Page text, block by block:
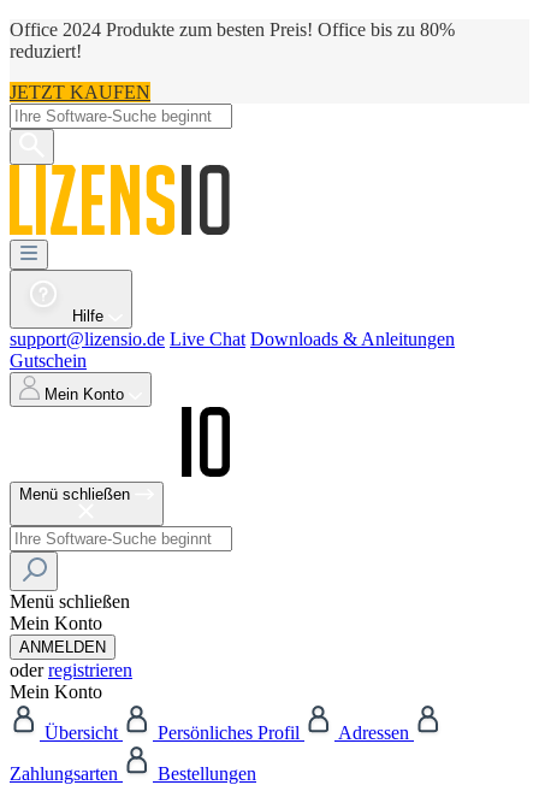
Office 2024 Produkte zum besten Preis! Office bis zu 80%
reduziert!
JETZT KAUFEN
Hilfe
support@lizensio.de Live Chat Downloads & Anleitungen
Gutschein
Mein Konto
Menü schließen
Menü schließen
Mein Konto
ANMELDEN
oderregistrieren
Mein Konto
Übersicht
Persönliches Profil
Adressen
Zahlungsarten
Bestellungen